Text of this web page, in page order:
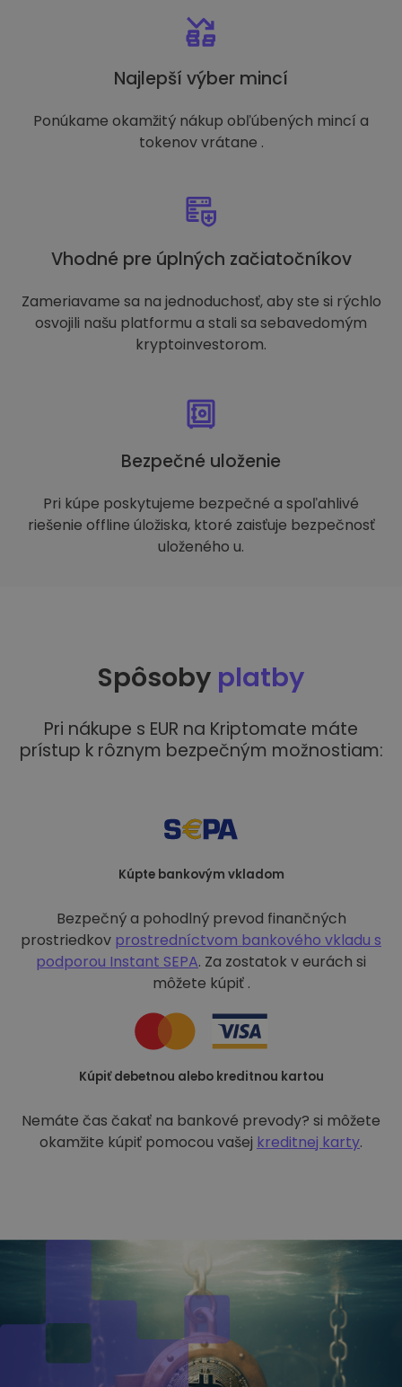
Najlepší výber mincí
Ponúkame okamžitý nákup obľúbených mincí a
tokenov vrátane .
Vhodné pre úplných začiatočníkov
Zameriavame sa na jednoduchosť, aby ste si rýchlo
osvojili našu platformu a stali sa sebavedomým
kryptoinvestorom.
Bezpečné uloženie
Pri kúpe poskytujeme bezpečné a spoľahlivé
riešenie offline úložiska, ktoré zaisťuje bezpečnosť
uloženého u.
Spôsoby platby
Pri nákupe s EUR na Kriptomate máte
prístup k rôznym bezpečným možnostiam:
Kúpte bankovým vkladom
Bezpečný a pohodlný prevod finančných
prostriedkov prostredníctvom bankového vkladu s
podporou Instant SEPA. Za zostatok v eurách si
môžete kúpiť .
Kúpiť debetnou alebo kreditnou kartou
Nemáte čas čakať na bankové prevody? si môžete
okamžite kúpiť pomocou vašej kreditnej karty.